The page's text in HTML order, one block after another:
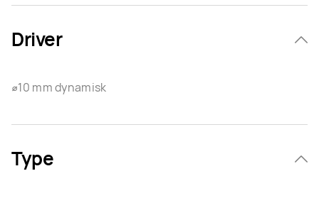
Driver
⌀10 mm dynamisk
Type